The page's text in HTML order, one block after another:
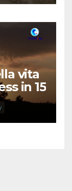
vita
in 15